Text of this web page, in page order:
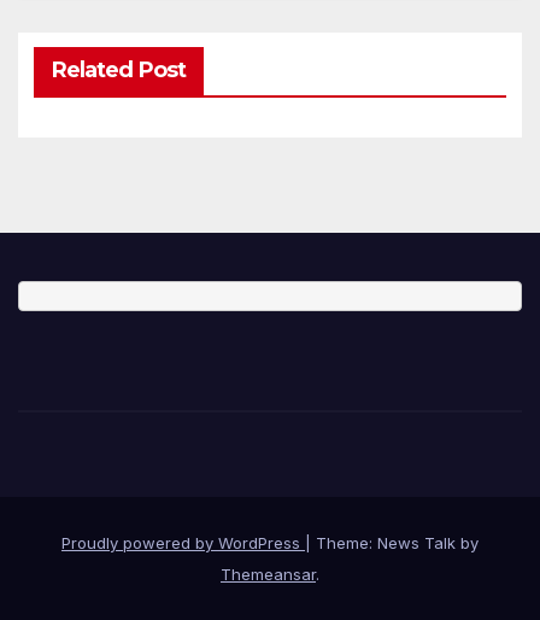
Related Post
Proudly powered by WordPress
Theme: News Talk by
Themeansar.